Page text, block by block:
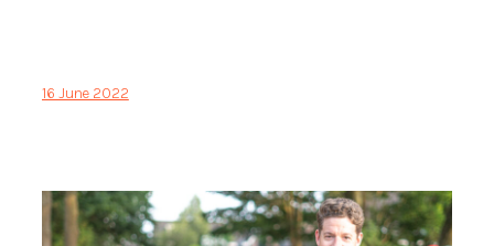
16 June 2022